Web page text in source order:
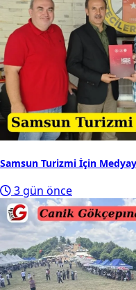
Samsun Turizmi İçin
3 gün önce